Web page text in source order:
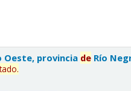
provincia de Río
.